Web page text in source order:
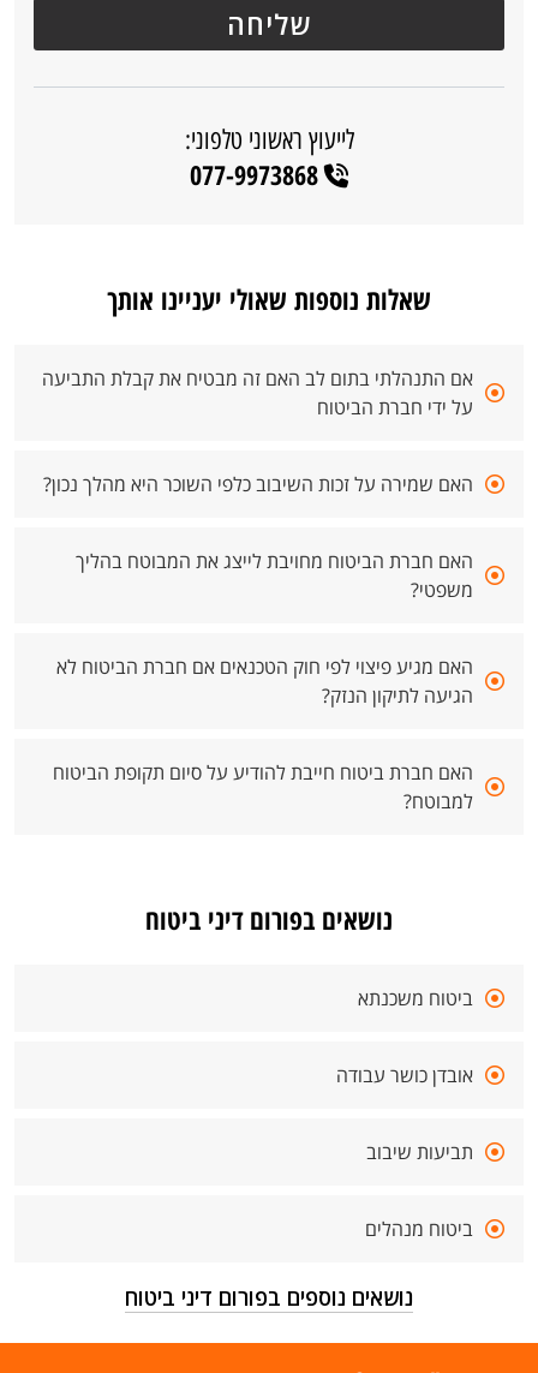
לייעוץ ראשוני טלפוני:
077-9973868
שאלות נוספות שאולי יעניינו אותך
אם התנהלתי בתום לב האם זה מבטיח את קבלת התביעה
על ידי חברת הביטוח
האם שמירה על זכות השיבוב כלפי השוכר היא מהלך נכון?
האם חברת הביטוח מחויבת לייצג את המבוטח בהליך
משפטי?
האם מגיע פיצוי לפי חוק הטכנאים אם חברת הביטוח לא
הגיעה לתיקון הנזק?
האם חברת ביטוח חייבת להודיע על סיום תקופת הביטוח
למבוטח?
נושאים בפורום דיני ביטוח
ביטוח משכנתא
אובדן כושר עבודה
תביעות שיבוב
ביטוח מנהלים
נושאים נוספים בפורום דיני ביטוח